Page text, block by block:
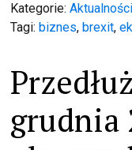
Kategorie:Aktualności
Tagi: biznes, brexit,
grudnia